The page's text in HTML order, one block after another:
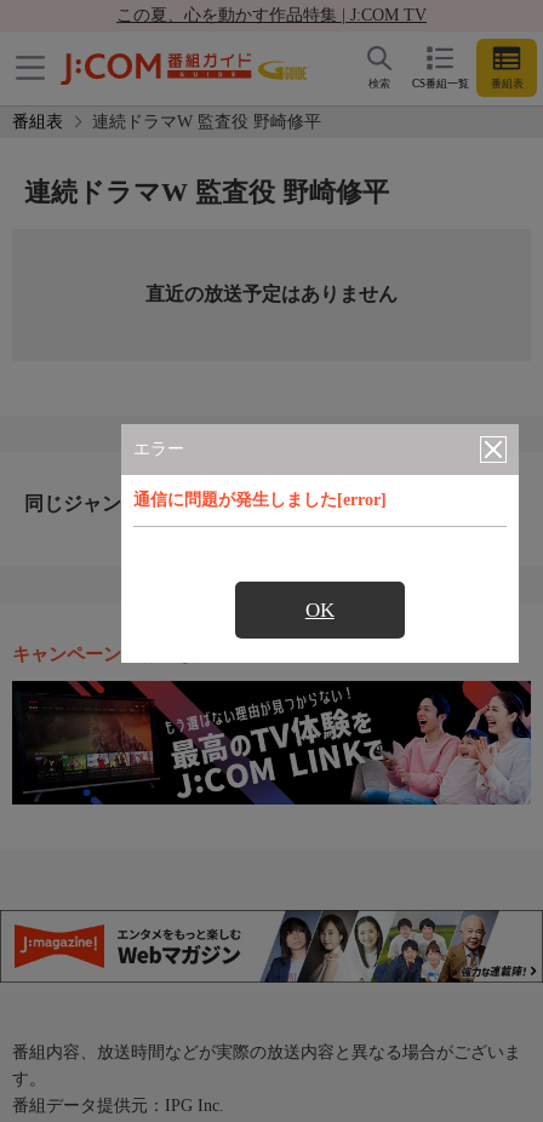
この夏、心を動かす作品特集 | J:COM TV
CS番組一覧 番組表
検索
番組表 連続ドラマW 監査役 野崎修平
エラー
通信に問題が発生しました[error]
OK
連続ドラマW 監査役 野崎修平
直近の放送予定はありません
同じジャンルのおすすめ番組
キャンペーン・お得な情報
番組内容、放送時間などが実際の放送内容と異なる場合がございま
す。
番組データ提供元：IPG Inc.